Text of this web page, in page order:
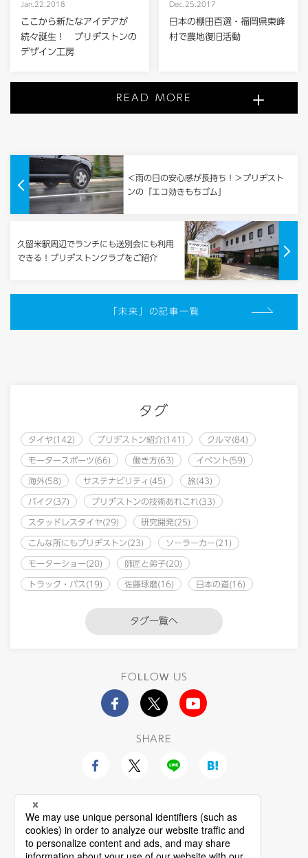
ここから新たなアイデアが
続々誕生！ ブリヂストンの
デザイン工房
Jan.22.2018
日本の棚田百選・福岡県東峰
村で農地復旧活動
Dec.25.2017
READ MORE
＜雨の日の安心感が長持ち！＞ブリヂスト
ンの「エコ効きもちゴム」
久留米駅周辺でランチにも送別会にも利用
できる！ブリヂストンクラブをご紹介
「未来」の記事一覧
タグ
タイヤ(142) ブリヂストン紹介(141) クルマ(84)
モータースポーツ(66) 働き方(63) イベント(59)
海外(58) サステナビリティ(45) 旅(43)
バイク(37) ブリヂストンの技術あれこれ(33)
スタッドレスタイヤ(29) 研究開発(25)
こんな所にもブリヂストン(23) ソーラーカー(21)
モーターショー(20) 師匠と弟子(20)
トラック・バス(19) 佐藤琢磨(16) 日本の道(16)
タグ一覧へ
FOLLOW US
SHARE